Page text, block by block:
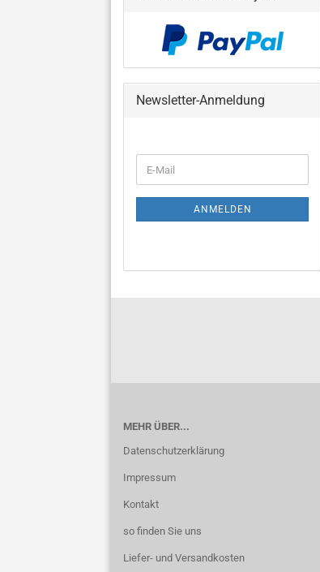
Newsletter-Anmeldung
ZUR
ANMELDUNG
E-
Mail
ANMELDEN
MEHR ÜBER...
Datenschutzerklärung
Impressum
Kontakt
so finden Sie uns
Liefer- und Versandkosten